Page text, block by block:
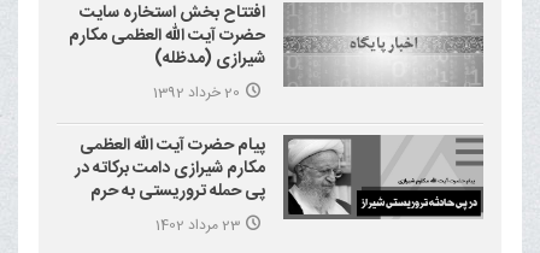
افتتاح بخش استخاره سایت
حضرت آیت الله العظمی مکارم
شیرازی (مدظله)
20 خرداد 1392
پیام حضرت آیت الله العظمی
مکارم شیرازی دامت برکاته در
پی حمله تروریستی به حرم
احمد بن موسی علیه السلام
(شاهچراغ)
23 مرداد 1402